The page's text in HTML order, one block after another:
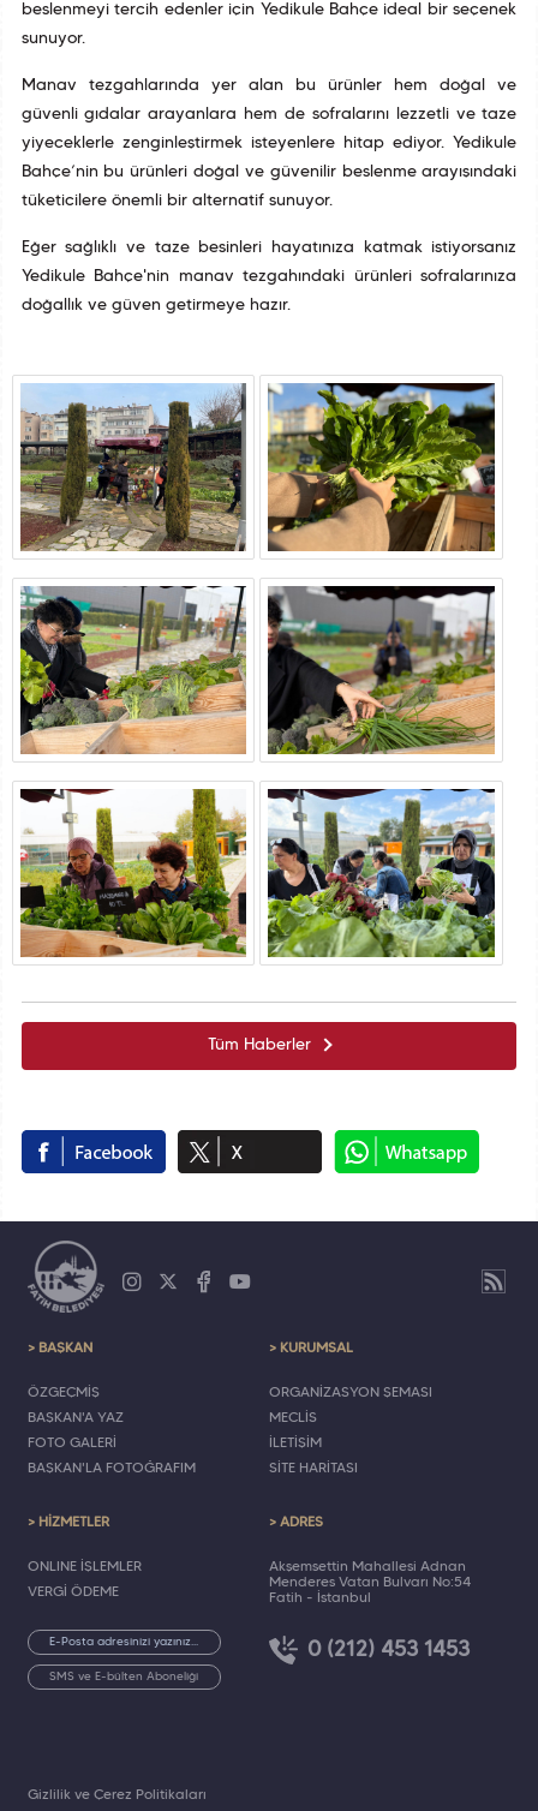
beslenmeyi tercih edenler için Yedikule Bahçe ideal bir seçenek
sunuyor.
Manav tezgahlarında yer alan bu ürünler hem doğal ve
güvenli gıdalar arayanlara hem de sofralarını lezzetli ve taze
yiyeceklerle zenginleştirmek isteyenlere hitap ediyor. Yedikule
Bahçe’nin bu ürünleri doğal ve güvenilir beslenme arayışındaki
tüketicilere önemli bir alternatif sunuyor.
Eğer sağlıklı ve taze besinleri hayatınıza katmak istiyorsanız
Yedikule Bahçe'nin manav tezgahındaki ürünleri sofralarınıza
doğallık ve güven getirmeye hazır.
Tüm Haberler
> BAŞKAN
ÖZGEÇMİŞ
BAŞKAN'A YAZ
FOTO GALERİ
BAŞKAN'LA FOTOĞRAFIM
> KURUMSAL
ORGANİZASYON ŞEMASI
MECLİS
İLETİŞİM
SİTE HARİTASI
> HİZMETLER
ONLINE İŞLEMLER
VERGİ ÖDEME
SMS ve E-bülten Aboneliği
> ADRES
Akşemsettin Mahallesi Adnan
Menderes Vatan Bulvarı No:54
Fatih - İstanbul
0 (212) 453 1453
Gizlilik ve Çerez Politikaları